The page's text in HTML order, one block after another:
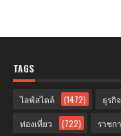
TAGS
ไลฟ์สไตล์ (1472) ธุรกิจ
ท่องเที่ยว (722) ราชก